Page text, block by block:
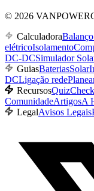
© 2026
Calculadora
elétricoIsolamento
DC-DCSimulador
GuiasBateriasSolar
DCLigação rede
RecursosQuiz
ComunidadeArtigosA
LegalAvisos Legais